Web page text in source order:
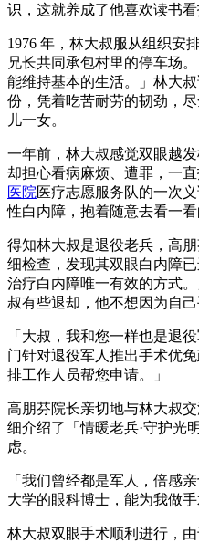
识，这就养成了他喜欢读书看
1976 年，林大叔服从组织安
兄长共同承包村里的停车场
能维持基本的生活。」林大
份，凭着吃苦耐劳的韧劲，
儿一女。
一年前，林大叔感觉双眼越
却担心看病麻烦、遭罪，一
医院医疗志愿服务队的一次
性白内障，抱着随意去看一看
得知林大叔是退役老兵，高
细检查，发现其双眼白内障
治疗白内障唯一有效的方式
叔有些退却，他不想因为自己
「大叔，我和您一样也是退
门针对退役军人推出手术优
排工作人员帮您申请。」
高朋芬院长亲切地与林大叔
细介绍了「情暖老兵·守护光
虑。
「我们曾经都是军人，倍感
大学的眼科博士，能为我做
林大叔双眼手术顺利进行，